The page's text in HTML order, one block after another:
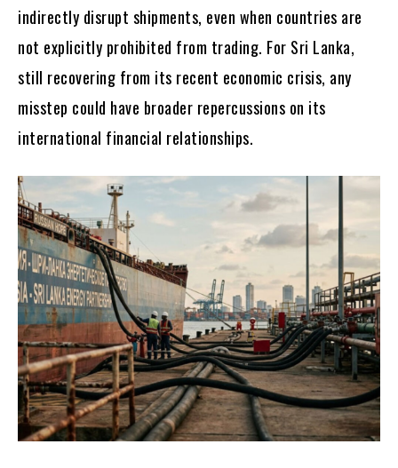
indirectly disrupt shipments, even when countries are
not explicitly prohibited from trading. For Sri Lanka,
still recovering from its recent economic crisis, any
misstep could have broader repercussions on its
international financial relationships.